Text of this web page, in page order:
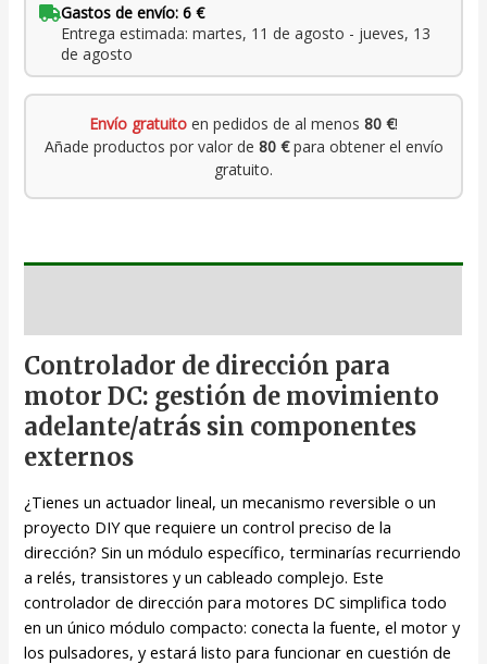
Gastos de envío: 6 €
Entrega estimada: martes, 11 de agosto - jueves, 13
de agosto
Envío gratuito en pedidos de al menos 80 €!
Añade productos por valor de 80 €para obtener el envío
gratuito.
Controlador de dirección para
motor DC: gestión de movimiento
adelante/atrás sin componentes
externos
¿Tienes un actuador lineal, un mecanismo reversible o un
proyecto DIY que requiere un control preciso de la
dirección? Sin un módulo específico, terminarías recurriendo
a relés, transistores y un cableado complejo. Este
controlador de dirección para motores DC simplifica todo
en un único módulo compacto: conecta la fuente, el motor y
los pulsadores, y estará listo para funcionar en cuestión de